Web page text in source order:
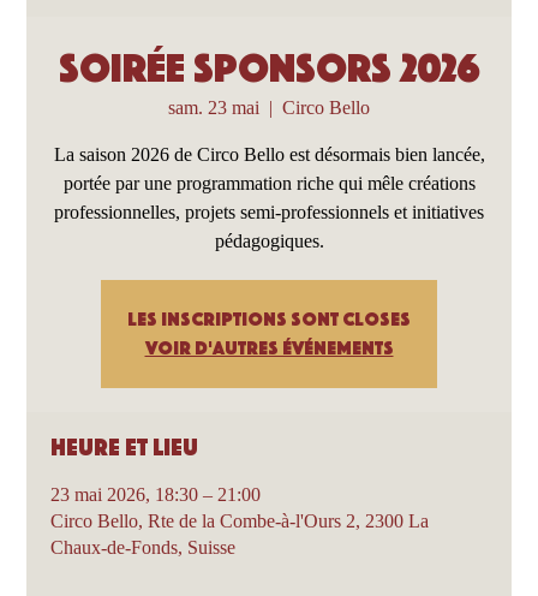
Soirée sponsors 2026
sam. 23 mai
  |
Circo Bello
La saison 2026 de Circo Bello est désormais bien lancée,
portée par une programmation riche qui mêle créations
professionnelles, projets semi-professionnels et initiatives
pédagogiques.
Les inscriptions sont closes
Voir d'autres événements
Heure et lieu
23 mai 2026, 18:30 – 21:00
Circo Bello, Rte de la Combe-à-l'Ours 2, 2300 La
Chaux-de-Fonds, Suisse